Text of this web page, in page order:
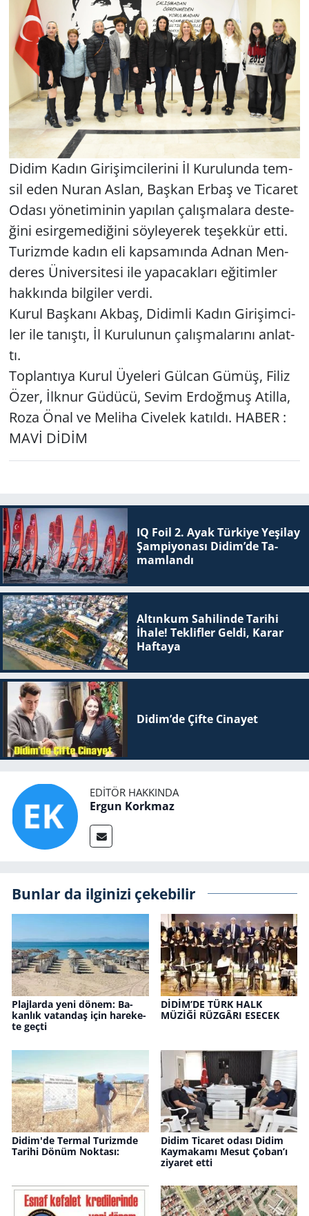
Didim Kadın Gi­ri­şim­ci­le­ri­ni İl Ku­ru­lun­da tem­
sil eden Nuran Aslan, Baş­kan Erbaş ve Ti­ca­ret
Odası yö­ne­ti­mi­nin ya­pı­lan ça­lış­ma­la­ra des­te­
ği­ni esir­ge­me­di­ği­ni söy­le­ye­rek te­şek­kür etti.
Tu­rizm­de kadın eli kap­sa­mın­da Adnan Men­
de­res Üni­ver­si­te­si ile ya­pa­cak­la­rı eği­tim­ler
hak­kın­da bil­gi­ler verdi.
Kurul Baş­ka­nı Akbaş, Di­dim­li Kadın Gi­ri­şim­ci­
ler ile ta­nış­tı, İl Ku­ru­lu­nun ça­lış­ma­la­rı­nı an­lat­
tı.
Top­lan­tı­ya Kurul Üye­le­ri Gül­can Gümüş, Filiz
Özer, İlknur Gü­dü­cü, Sevim Er­doğ­muş Atil­la,
Roza Önal ve Me­li­ha Ci­ve­lek ka­tıl­dı. HABER :
MAVİ DİDİM
IQ Foil 2. Ayak Tür­ki­ye Ye­şi­lay
Şam­pi­yo­na­sı Didim’de Ta­
mam­lan­dı
Altınkum Sahilinde Tarihi
İhale! Teklifler Geldi, Karar
Haftaya
Didim’de Çifte Ci­na­yet
EDITÖR HAKKINDA
Ergun Korkmaz
Bunlar da ilginizi çekebilir
Plaj­lar­da yeni dönem: Ba­
kan­lık va­tan­daş için ha­re­ke­
te geçti
DİDİM’DE TÜRK HALK
MÜZİĞİ RÜZ­GÂ­RI ESECEK
Didim'de Ter­mal Tu­rizm­de
Ta­ri­hi Dönüm Nok­ta­sı:
Didim Ticaret odası Didim
Kaymakamı Mesut Çoban’ı
ziyaret etti